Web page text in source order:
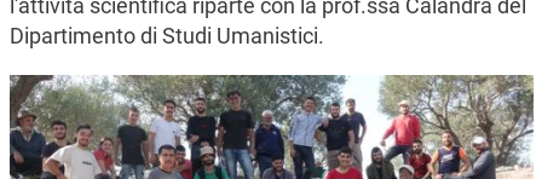
l'attività scientifica riparte con la prof.ssa Calandra del
Dipartimento di Studi Umanistici.